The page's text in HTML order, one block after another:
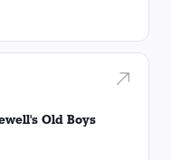
Old Boys